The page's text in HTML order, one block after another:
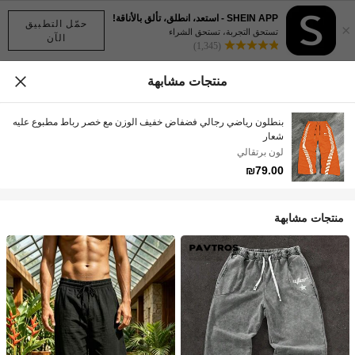
حمّل التطبيق
الآن
×
SHEIN APP - استعد، انطلق، تألق بالأناقة!
تستحق التجربة، تستحق الشراء
(1,345)
منتجات مشابهة
بنطلون رياضي رجالي فضفاض خفيف الوزن مع خصر رباط مطبوع عليه
شعار
لون برتقالي
₪79.00
منتجات مشابهة